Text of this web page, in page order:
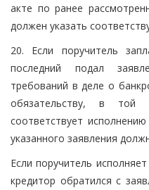
акте по ранее
должен указать
20. Если поручитель
последний подал
требований в деле о
обязательству, в той
соответствует
указанного заявления
Если поручитель
кредитор обратился с